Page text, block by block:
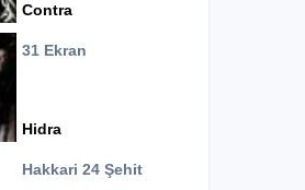
Contra
31 Ekran
Hidra
Hakkari 24 Şehit